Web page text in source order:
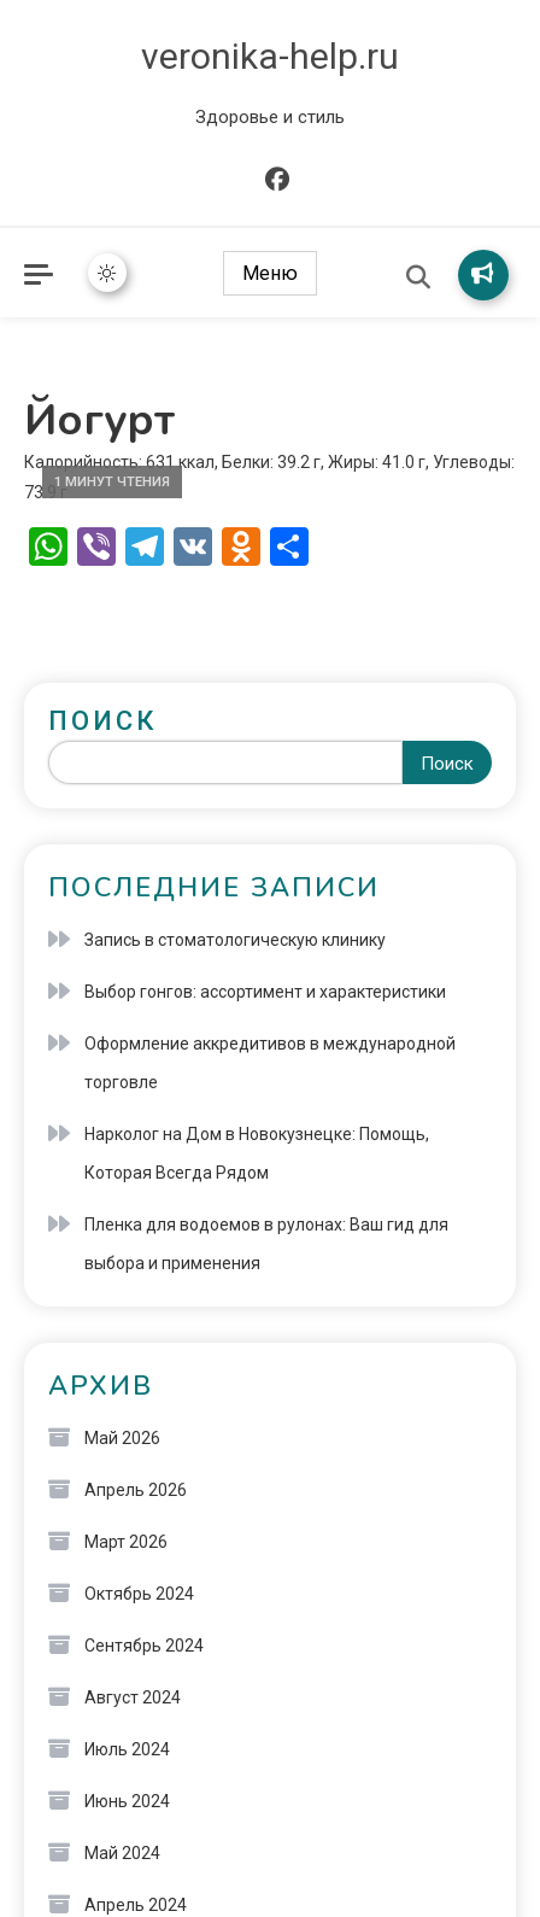
veronika-help.ru
Здоровье и стиль
Меню
Йогурт
1 МИНУТ ЧТЕНИЯ
Калорийность: 631 ккал, Белки: 39.2 г, Жиры: 41.0 г, Углеводы:
73.9 г
WhatsApp
ViberTelegram
VK Odnoklassniki
ПОИСК
Поиск
ПОСЛЕДНИЕ ЗАПИСИ
Запись в стоматологическую клинику
Выбор гонгов: ассортимент и характеристики
Оформление аккредитивов в международной
торговле
Нарколог на Дом в Новокузнецке: Помощь,
Которая Всегда Рядом
Пленка для водоемов в рулонах: Ваш гид для
выбора и применения
АРХИВ
Май 2026
Апрель 2026
Март 2026
Октябрь 2024
Сентябрь 2024
Август 2024
Июль 2024
Июнь 2024
Май 2024
Апрель 2024